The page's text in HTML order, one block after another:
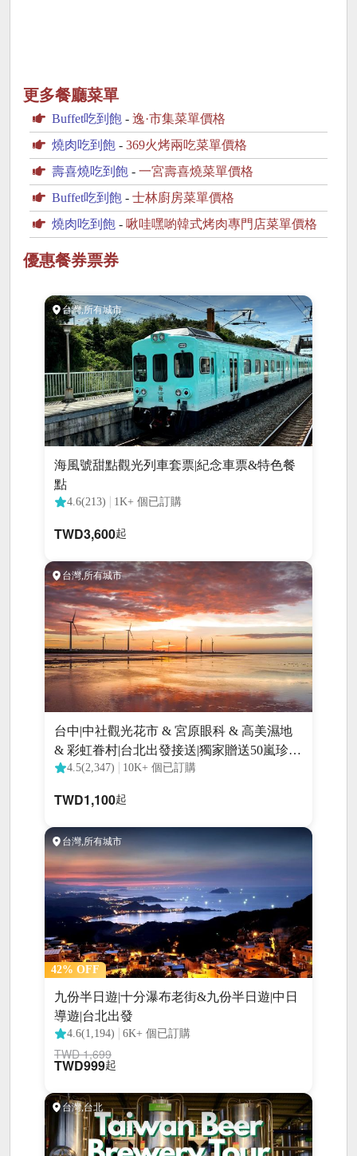
更多餐廳菜單
Buffet吃到飽 - 逸·市集菜單價格
燒肉吃到飽 - 369火烤兩吃菜單價格
壽喜燒吃到飽 - 一宮壽喜燒菜單價格
Buffet吃到飽 - 士林廚房菜單價格
燒肉吃到飽 - 啾哇嘿喲韓式烤肉專門店菜單價格
優惠餐券票券